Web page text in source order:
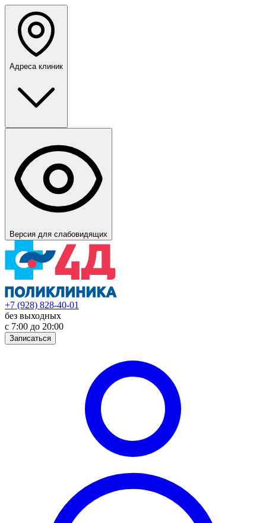
Адреса клиник
Версия для слабовидящих
+7 (928) 828-40-01
без выходных
с 7:00 до 20:00
Записаться